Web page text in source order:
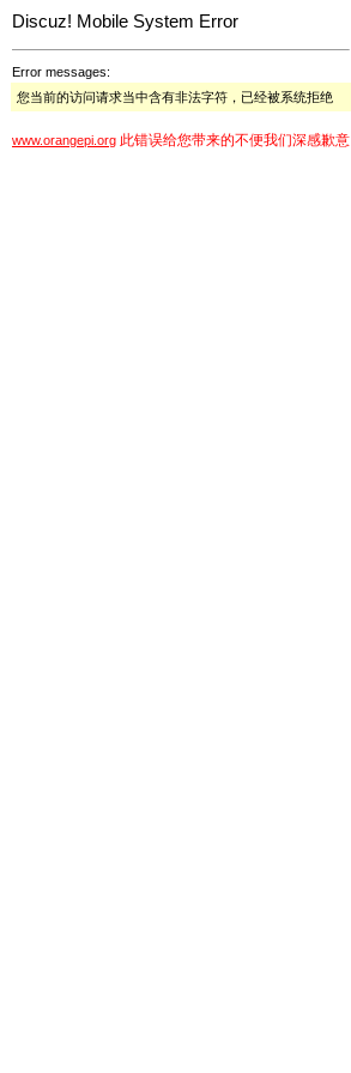
Discuz! Mobile System Error
Error messages:
您当前的访问请求当中含有非法字符，已经被系统拒绝
www.orangepi.org 此错误给您带来的不便我们深感歉意